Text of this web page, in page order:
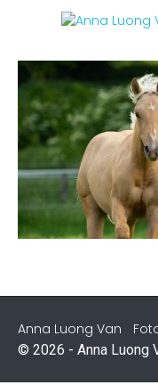
Anna Luong Van
© 2026 - Anna Luong